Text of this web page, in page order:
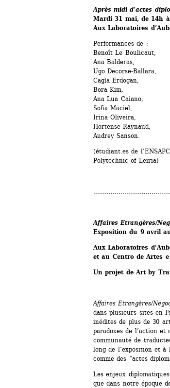
Après-midi d’actes
Mardi 31 mai, de 14h
Aux Laboratoires
Performances de :
Benoît Le Boulicaut,
Ana Balderas,
Ugo Decorse-Ballara,
Cagla Erdogan,
Bora Kim,
Ana Lua Caiano,
Sofia Maciel,
Irina Oliveira,
Hortense Raynaud,
Audrey Sanson.
(étudiant.es de
Polytechnic of Leiria)
Affaires Etrangères/
Exposition du 9 avril
Aux Laboratoires
et au Centro de Artes
Un projet de Art by
Affaires Etrangères/
dans plusieurs sites en
inédites de plus de 30
paradoxes de l’action
communauté de
long de l’exposition et à
comme des “actes
Les enjeux
que dans notre époque